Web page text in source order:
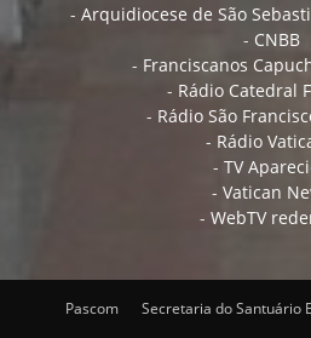
- Arquidiocese de São
- CNBB
- Franciscanos
- Rádio Catedral
- Rádio São
- Rádio
- TV
- Vatican
- WebTV
Pascom Secretaria do Santuário